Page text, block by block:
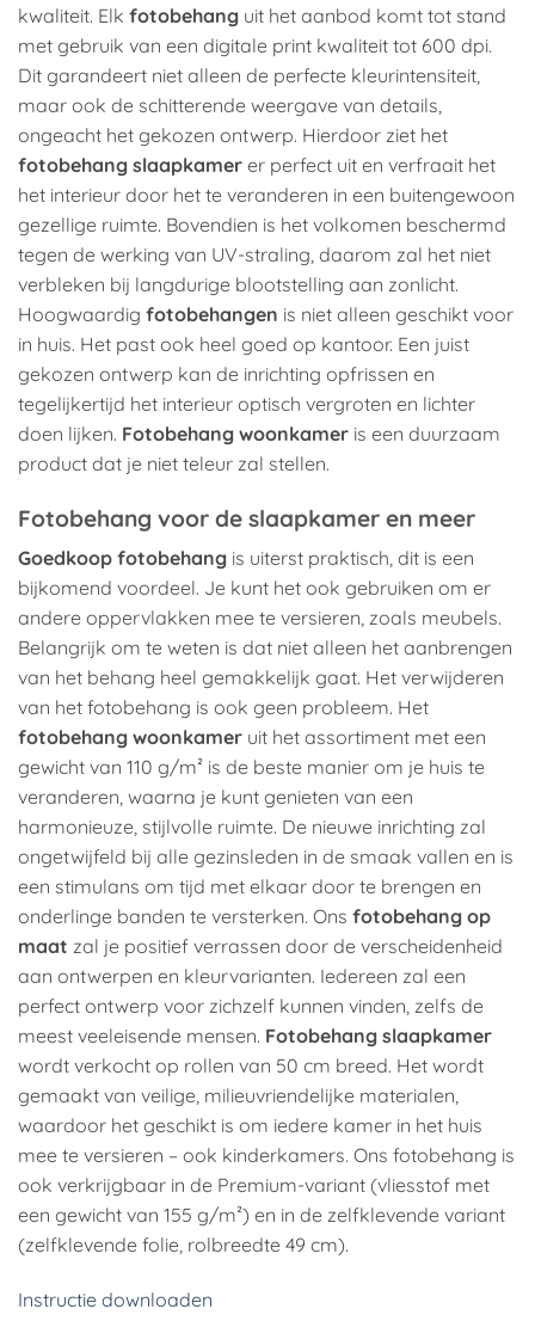
kwaliteit. Elk fotobehang uit het aanbod komt tot stand
met gebruik van een digitale print kwaliteit tot 600 dpi.
Dit garandeert niet alleen de perfecte kleurintensiteit,
maar ook de schitterende weergave van details,
ongeacht het gekozen ontwerp. Hierdoor ziet het
fotobehang slaapkamer er perfect uit en verfraait het
het interieur door het te veranderen in een buitengewoon
gezellige ruimte. Bovendien is het volkomen beschermd
tegen de werking van UV-straling, daarom zal het niet
verbleken bij langdurige blootstelling aan zonlicht.
Hoogwaardig fotobehangen is niet alleen geschikt voor
in huis. Het past ook heel goed op kantoor. Een juist
gekozen ontwerp kan de inrichting opfrissen en
tegelijkertijd het interieur optisch vergroten en lichter
doen lijken. Fotobehang woonkamer is een duurzaam
product dat je niet teleur zal stellen.
Fotobehang voor de slaapkamer en meer
Goedkoop fotobehang is uiterst praktisch, dit is een
bijkomend voordeel. Je kunt het ook gebruiken om er
andere oppervlakken mee te versieren, zoals meubels.
Belangrijk om te weten is dat niet alleen het aanbrengen
van het behang heel gemakkelijk gaat. Het verwijderen
van het fotobehang is ook geen probleem. Het
fotobehang woonkamer uit het assortiment met een
gewicht van 110 g/m² is de beste manier om je huis te
veranderen, waarna je kunt genieten van een
harmonieuze, stijlvolle ruimte. De nieuwe inrichting zal
ongetwijfeld bij alle gezinsleden in de smaak vallen en is
een stimulans om tijd met elkaar door te brengen en
onderlinge banden te versterken. Ons fotobehang op
maat zal je positief verrassen door de verscheidenheid
aan ontwerpen en kleurvarianten. Iedereen zal een
perfect ontwerp voor zichzelf kunnen vinden, zelfs de
meest veeleisende mensen. Fotobehang slaapkamer
wordt verkocht op rollen van 50 cm breed. Het wordt
gemaakt van veilige, milieuvriendelijke materialen,
waardoor het geschikt is om iedere kamer in het huis
mee te versieren – ook kinderkamers. Ons fotobehang is
ook verkrijgbaar in de Premium-variant (vliesstof met
een gewicht van 155 g/m²) en in de zelfklevende variant
(zelfklevende folie, rolbreedte 49 cm).
Instructie downloaden